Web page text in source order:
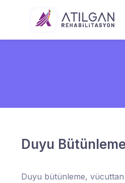
Duyu
Duyu bütünleme, vücuttan